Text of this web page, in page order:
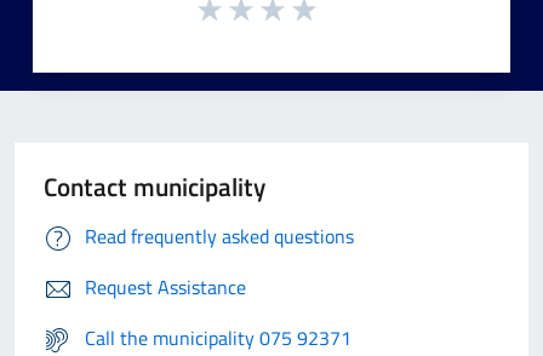
Contact municipality
Read frequently asked questions
Request Assistance
Call the municipality 075 92371